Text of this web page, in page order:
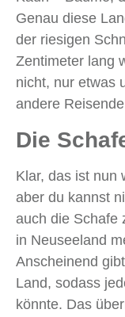
Genau diese
der riesigen
Zentimeter lang
nicht, nur etwas
andere
Die
Klar, das ist nun
aber du kannst
auch die Schafe
in Neuseeland
Anscheinend
Land, sodass
könnte. Das